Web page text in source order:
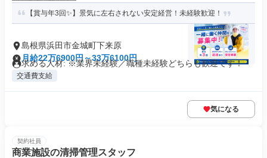
【賞与年3回✨】景気に左右されない安定経営！未経験歓迎！
島根県浜田市金城町下来原
月給22万6900円～33万6100円
求める人材: ※業界未経験／職種未経験どちらも歓迎です！
交通費支給
気になる
契約社員
商業施設の清掃管理スタッフ